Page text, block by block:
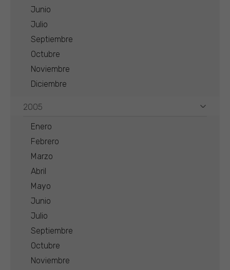
Junio
Julio
Septiembre
Octubre
Noviembre
Diciembre
2005
Enero
Febrero
Marzo
Abril
Mayo
Junio
Julio
Septiembre
Octubre
Noviembre